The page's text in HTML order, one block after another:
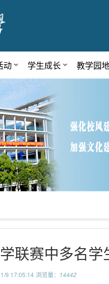
动 学生成长 教学园
联赛中多名学
9 17:05:14 浏览量： 14442